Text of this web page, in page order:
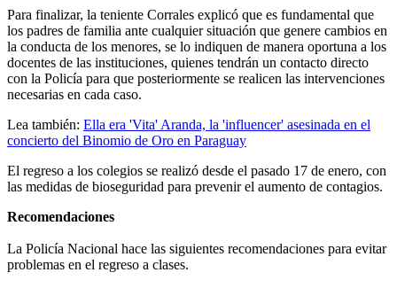
Para finalizar, la teniente Corrales explicó que es fundamental que
los padres de familia ante cualquier situación que genere cambios en
la conducta de los menores, se lo indiquen de manera oportuna a los
docentes de las instituciones, quienes tendrán un contacto directo
con la Policía para que posteriormente se realicen las intervenciones
necesarias en cada caso.
Lea también: Ella era 'Vita' Aranda, la 'influencer' asesinada en el
concierto del Binomio de Oro en Paraguay
El regreso a los colegios se realizó desde el pasado 17 de enero, con
las medidas de bioseguridad para prevenir el aumento de contagios.
Recomendaciones
La Policía Nacional hace las siguientes recomendaciones para evitar
problemas en el regreso a clases.